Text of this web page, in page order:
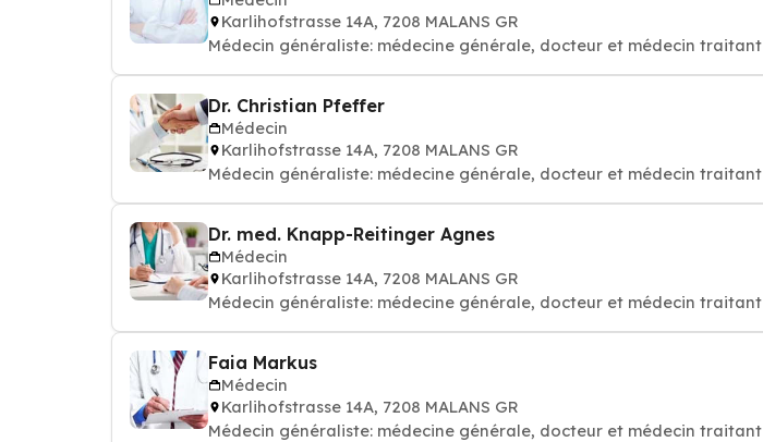
Karlihofstrasse 14A, 7208 MALANS GR
Médecin généraliste: médecine générale, docteur et médecin traitant
Dr. Christian Pfeffer
Médecin
Karlihofstrasse 14A, 7208 MALANS GR
Médecin généraliste: médecine générale, docteur et médecin traitant
Dr. med. Knapp-Reitinger Agnes
Médecin
Karlihofstrasse 14A, 7208 MALANS GR
Médecin généraliste: médecine générale, docteur et médecin traitant
Faia Markus
Médecin
Karlihofstrasse 14A, 7208 MALANS GR
Médecin généraliste: médecine générale, docteur et médecin traitant